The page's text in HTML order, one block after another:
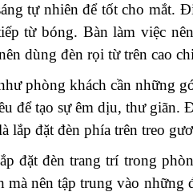
tự nhiên để tốt cho mắt.
từ bóng. Bàn làm việc
dùng đèn rọi từ trên cao
phòng khách cần những
để tạo sự êm dịu, thư giãn.
lắp đặt đèn phía trên treo
đặt đèn trang trí trong
mà nên tập trung vào những